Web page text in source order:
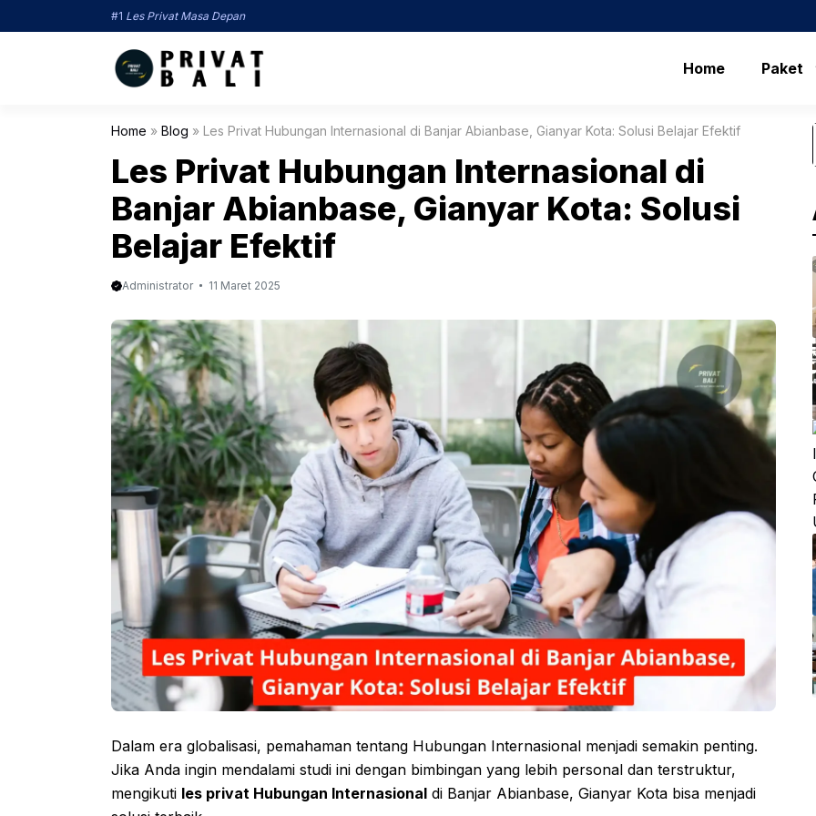
ke
#1 Les Privat Masa Depan
Home Paket
Home » Blog » Les Privat Hubungan Internasional di Banjar Abianbase, Gianyar Kota: Solusi Belajar Efektif
Les Privat Hubungan Internasional di
Banjar Abianbase, Gianyar Kota: Solusi
Belajar Efektif
Administrator 11 Maret 2025
Dalam era globalisasi, pemahaman tentang Hubungan Internasional menjadi semakin penting.
Jika Anda ingin mendalami studi ini dengan bimbingan yang lebih personal dan terstruktur,
mengikuti les privat Hubungan Internasional di Banjar Abianbase, Gianyar Kota bisa menjadi